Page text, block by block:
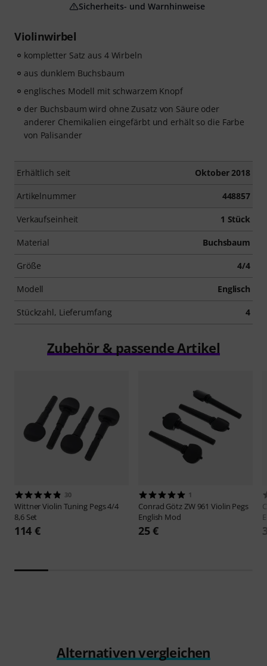
Violinwirbel
kompletter Satz aus 4 Wirbeln
aus dunklem Buchsbaum
englisches Modell mit schwarzem Knopf
der Buchsbaum wird ohne Zusatz von Säure oder
anderer Chemikalien eingefärbt und erhält so die Farbe
von Palisander
Erhältlich seit Oktober 2018
Artikelnummer 448857
Verkaufseinheit 1 Stück
Material Buchsbaum
Größe 4/4
Modell Englisch
Stückzahl, Lieferumfang 4
Sicherheits- und Warnhinweise
Zubehör & passende Artikel
30
WittnerViolin Tuning Pegs 4/4
8,6 Set
114 €
1
Conrad GötzZW 961 Violin Pegs
English Mod
25 €
Alternativen vergleichen